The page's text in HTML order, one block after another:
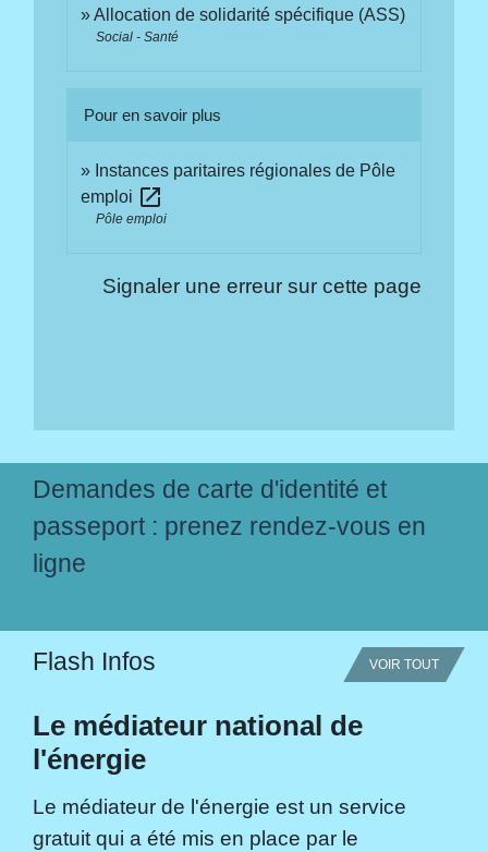
Allocation de solidarité spécifique (ASS)
Social - Santé
Pour en savoir plus
Instances paritaires régionales de Pôle
emploi open_in_new
Pôle emploi
Signaler une erreur sur cette page
Demandes de carte d'identité et
passeport : prenez rendez-vous en
ligne
Flash Infos VOIR TOUT
Le médiateur national de
l'énergie
Le médiateur de l'énergie est un service
gratuit qui a été mis en place par le